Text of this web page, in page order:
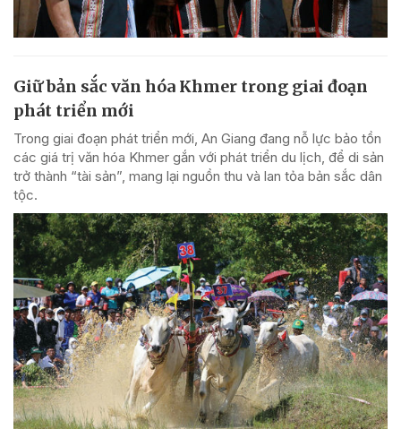
Giữ bản sắc văn hóa Khmer trong giai đoạn
phát triển mới
Trong giai đoạn phát triển mới, An Giang đang nỗ lực bảo tồn
các giá trị văn hóa Khmer gắn với phát triển du lịch, để di sản
trở thành “tài sản”, mang lại nguồn thu và lan tỏa bản sắc dân
tộc.